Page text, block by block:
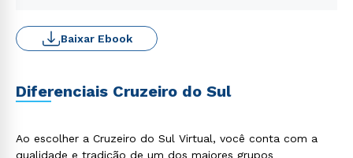
Baixar Ebook
Diferenciais Cruzeiro do Sul
Ao escolher a Cruzeiro do Sul Virtual, você conta com a
qualidade e tradição de um dos maiores grupos